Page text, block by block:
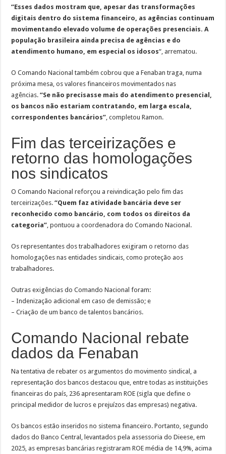
“Esses dados mostram que, apesar das transformações
digitais dentro do sistema financeiro, as agências continuam
movimentando elevado volume de operações presenciais. A
população brasileira ainda precisa de agências e do
atendimento humano, em especial os idosos“, arrematou.
O Comando Nacional também cobrou que a Fenaban traga, numa
próxima mesa, os valores financeiros movimentados nas
agências.“Se não precisasse mais do atendimento presencial,
os bancos não estariam contratando, em larga escala,
correspondentes bancários”, completou Ramon.
Fim das terceirizações e
retorno das homologações
nos sindicatos
O Comando Nacional reforçou a reivindicação pelo fim das
terceirizações. “Quem faz atividade bancária deve ser
reconhecido como bancário, com todos os direitos da
categoria”, pontuou a coordenadora do Comando Nacional.
Os representantes dos trabalhadores exigiram o retorno das
homologações nas entidades sindicais, como proteção aos
trabalhadores.
Outras exigências do Comando Nacional foram:
– Indenização adicional em caso de demissão; e
– Criação de um banco de talentos bancários.
Comando Nacional rebate
dados da Fenaban
Na tentativa de rebater os argumentos do movimento sindical, a
representação dos bancos destacou que, entre todas as instituições
financeiras do país, 236 apresentaram ROE (sigla que define o
principal medidor de lucros e prejuízos das empresas) negativa.
Os bancos estão inseridos no sistema financeiro. Portanto, segundo
dados do Banco Central, levantados pela assessoria do Dieese, em
2025, as empresas bancárias registraram ROE média de 14,9%, acima